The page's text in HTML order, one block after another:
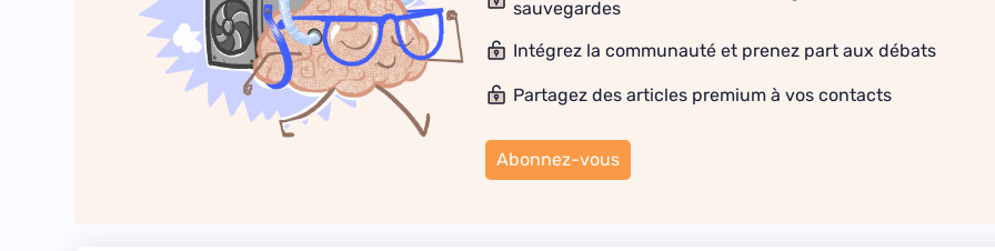
sauvegardes
Intégrez la communauté et prenez part aux débats
Partagez des articles premium à vos contacts
Abonnez-vous